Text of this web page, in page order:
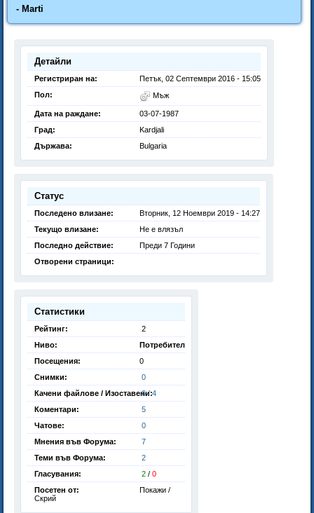
- Marti
Детайли
Регистриран на:
Петък, 02 Септември 2016 - 15:05
Пол:
Мъж
Дата на раждане:
03-07-1987
Град:
Kardjali
Държава:
Bulgaria
Статус
Последено влизане:
Вторник, 12 Ноември 2019 - 14:27
Текущо влизане:
Не е влязъл
Последно действие:
Преди 7 Години
Отворени страници:
Статистики
Рейтинг:
2
Ниво:
Потребител
Посещения:
0
Снимки:
0
Качени файлове / Изоставени:
6 / 4
Коментари:
5
Чатове:
0
Мнения във Форума:
7
Теми във Форума:
2
Гласувания:
2 / 0
Посетен от:
Покажи /
Скрий